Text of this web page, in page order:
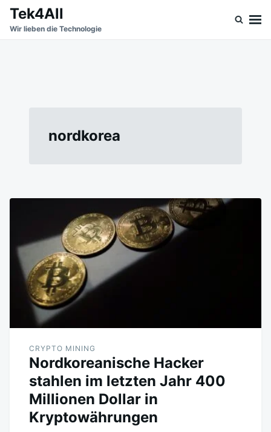
SkipSearch
for:
Tek4All
Wir lieben die Technologie
nordkorea
CRYPTO MINING
Nordkoreanische Hacker
stahlen im letzten Jahr 400
Millionen Dollar in
Kryptowährungen